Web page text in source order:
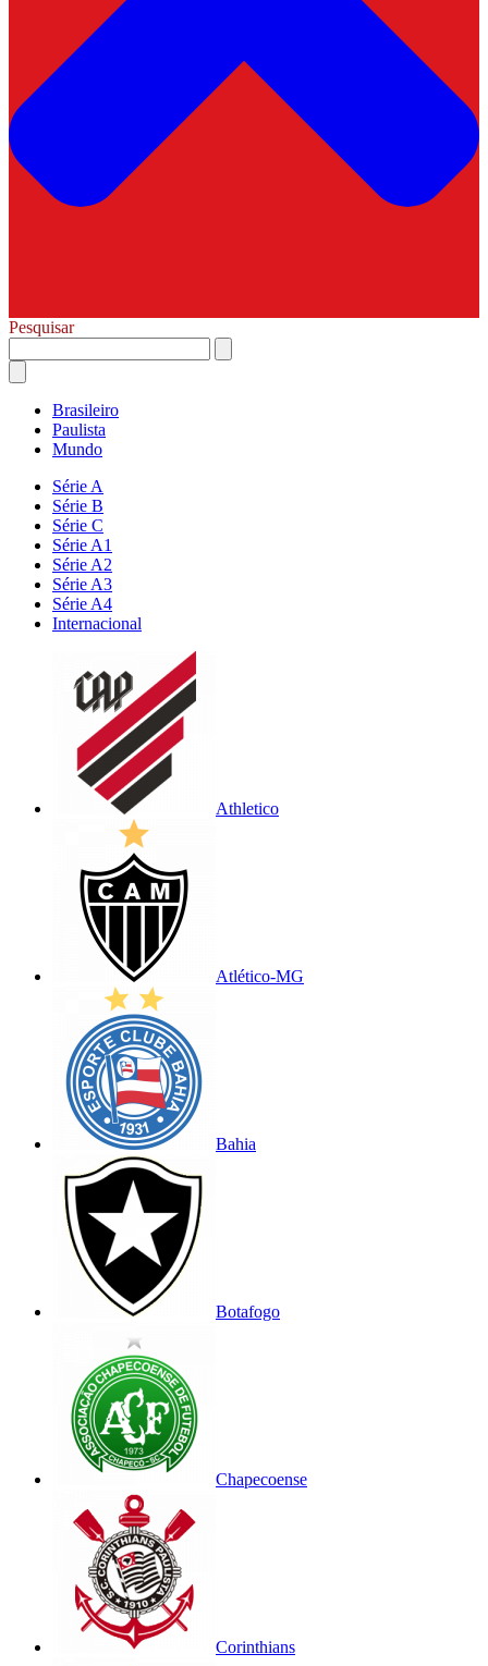
Pesquisar
Brasileiro
Paulista
Mundo
Série A
Série B
Série C
Série A1
Série A2
Série A3
Série A4
Internacional
Athletico
Atlético-MG
Bahia
Botafogo
Chapecoense
Corinthians